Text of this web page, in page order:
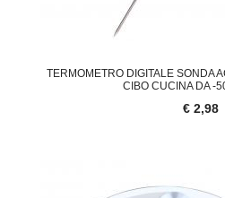
TERMOMETRO DIGITALE SONDA
CIBO CUCINA DA -
€ 2,98